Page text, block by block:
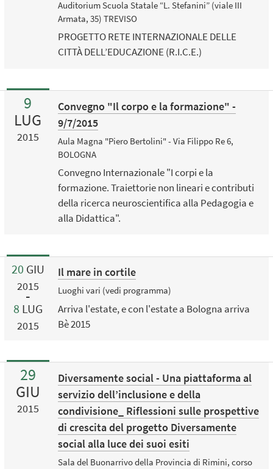
Auditorium Scuola Statale “L. Stefanini” (viale III
Armata, 35) TREVISO
PROGETTO RETE INTERNAZIONALE DELLE
CITTÀ DELL’EDUCAZIONE (R.I.C.E.)
9
LUG
2015
Convegno "Il corpo e la formazione" -
9/7/2015
Aula Magna "Piero Bertolini" - Via Filippo Re 6,
BOLOGNA
Convegno Internazionale "I corpi e la
formazione. Traiettorie non lineari e contributi
della ricerca neuroscientifica alla Pedagogia e
alla Didattica".
20 GIU
2015
8 LUG
2015
Il mare in cortile
Luoghi vari (vedi programma)
Arriva l'estate, e con l'estate a Bologna arriva
Bè 2015
29
GIU
2015
Diversamente social - Una piattaforma al
servizio dell’inclusione e della
condivisione_ Riflessioni sulle prospettive
di crescita del progetto Diversamente
social alla luce dei suoi esiti
Sala del Buonarrivo della Provincia di Rimini, corso